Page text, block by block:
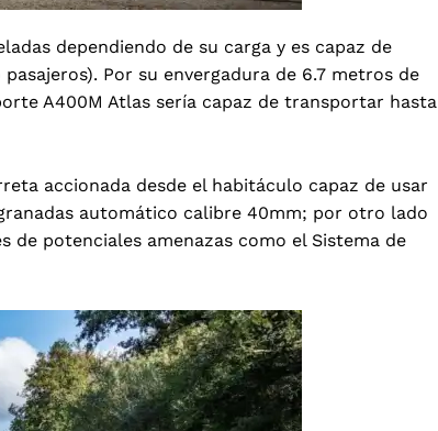
dependiendo de su carga y es capaz de
Por su envergadura de 6.7 metros de
A400M Atlas sería capaz de transportar hasta
accionada desde el habitáculo capaz de usar
automático calibre 40mm; por otro lado
de potenciales amenazas como el Sistema de